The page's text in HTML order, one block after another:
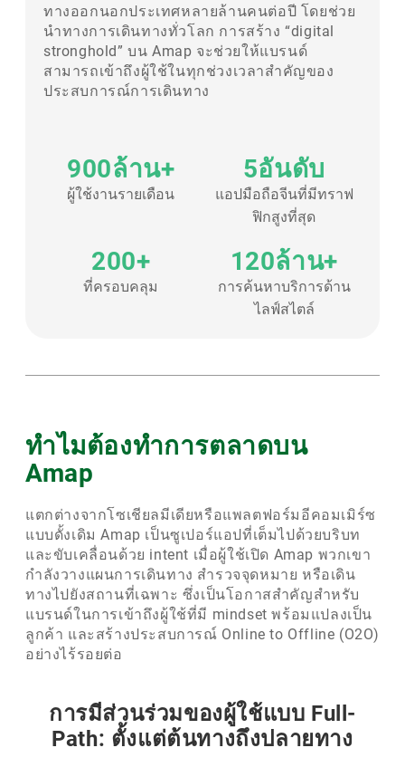
ทางออกนอกประเทศหลายล้านคนต่อปี โดยช่วย
นำทางการเดินทางทั่วโลก การสร้าง “digital
stronghold” บน Amap จะช่วยให้แบรนด์
สามารถเข้าถึงผู้ใช้ในทุกช่วงเวลาสำคัญของ
ประสบการณ์การเดินทาง
900ล้าน+
ผู้ใช้งานรายเดือน
5อันดับ
แอปมือถือจีนที่มีทราฟ
ฟิกสูงที่สุด
200+
ที่ครอบคลุม
120ล้าน+
การค้นหาบริการด้าน
ไลฟ์สไตล์
ทำไมต้องทำการตลาดบน
Amap
แตกต่างจากโซเชียลมีเดียหรือแพลตฟอร์มอีคอมเมิร์ซ
แบบดั้งเดิม Amap เป็นซูเปอร์แอปที่เต็มไปด้วยบริบท
และขับเคลื่อนด้วย intent เมื่อผู้ใช้เปิด Amap พวกเขา
กำลังวางแผนการเดินทาง สำรวจจุดหมาย หรือเดิน
ทางไปยังสถานที่เฉพาะ ซึ่งเป็นโอกาสสำคัญสำหรับ
แบรนด์ในการเข้าถึงผู้ใช้ที่มี mindset พร้อมแปลงเป็น
ลูกค้า และสร้างประสบการณ์ Online to Offline (O2O)
อย่างไร้รอยต่อ
การมีส่วนร่วมของผู้ใช้แบบ Full-
Path: ตั้งแต่ต้นทางถึงปลายทาง